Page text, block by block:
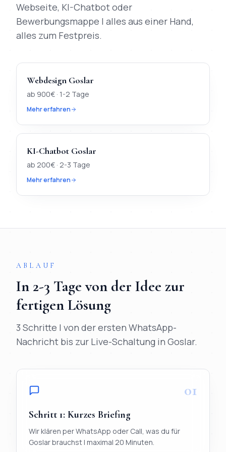
Webseite, KI-Chatbot oder
Bewerbungsmappe | alles aus einer Hand,
alles zum Festpreis.
Webdesign Goslar
ab 900€ · 1-2 Tage
Mehr erfahren
KI-Chatbot Goslar
ab 200€ · 2-3 Tage
Mehr erfahren
ABLAUF
In 2-3 Tagevon der Idee zur
fertigen Lösung
3 Schritte | von der ersten WhatsApp-
Nachricht bis zur Live-Schaltung in Goslar.
01
Schritt 1: Kurzes Briefing
Wir klären per WhatsApp oder Call, was du für
Goslar brauchst | maximal 20 Minuten.